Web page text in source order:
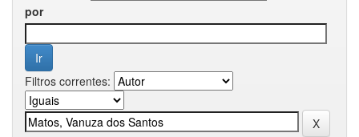
por
Filtros correntes: